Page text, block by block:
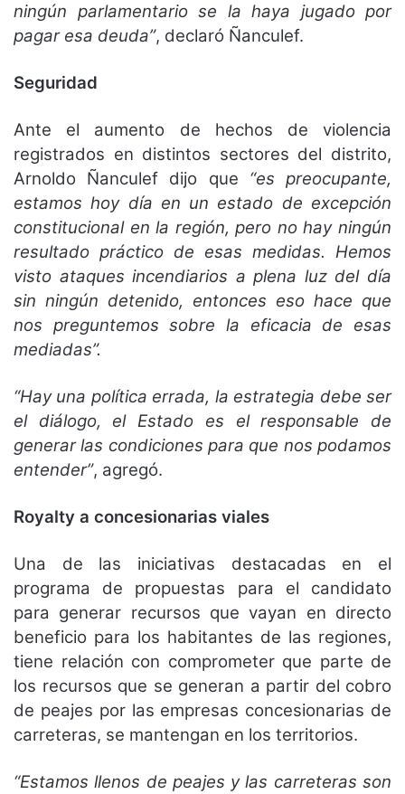
ningún parlamentario se la haya jugado por
pagar esa deuda”, declaró Ñanculef.
Seguridad
Ante el aumento de hechos de violencia
registrados en distintos sectores del distrito,
Arnoldo Ñanculef dijo que “es preocupante,
estamos hoy día en un estado de excepción
constitucional en la región, pero no hay ningún
resultado práctico de esas medidas. Hemos
visto ataques incendiarios a plena luz del día
sin ningún detenido, entonces eso hace que
nos preguntemos sobre la eficacia de esas
mediadas”.
“Hay una política errada, la estrategia debe ser
el diálogo, el Estado es el responsable de
generar las condiciones para que nos podamos
entender”, agregó.
Royalty a concesionarias viales
Una de las iniciativas destacadas en el
programa de propuestas para el candidato
para generar recursos que vayan en directo
beneficio para los habitantes de las regiones,
tiene relación con comprometer que parte de
los recursos que se generan a partir del cobro
de peajes por las empresas concesionarias de
carreteras, se mantengan en los territorios.
“Estamos llenos de peajes y las carreteras son